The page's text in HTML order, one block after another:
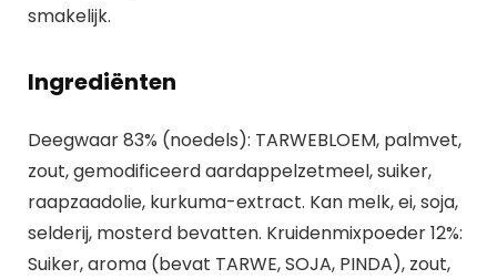
smakelijk.
Ingrediënten
Deegwaar 83% (noedels): TARWEBLOEM, palmvet,
zout, gemodificeerd aardappelzetmeel, suiker,
raapzaadolie, kurkuma-extract. Kan melk, ei, soja,
selderij, mosterd bevatten. Kruidenmixpoeder 12%:
Suiker, aroma (bevat TARWE, SOJA, PINDA), zout,